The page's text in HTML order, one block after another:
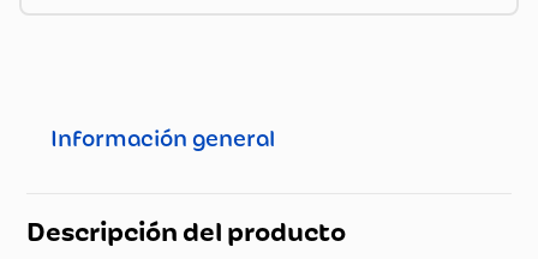
Información general
Descripción del producto